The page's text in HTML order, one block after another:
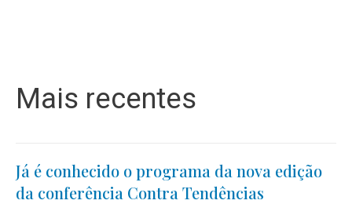
Mais recentes
Já é conhecido o programa da nova edição
da conferência Contra Tendências